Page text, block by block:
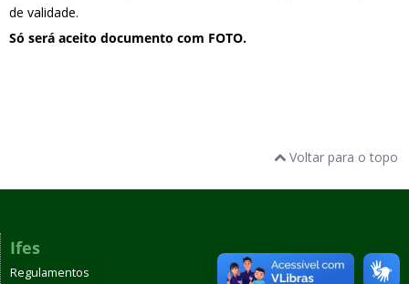
de validade.
Só será aceito documento com FOTO.
Voltar para o topo
Ifes
Regulamentos